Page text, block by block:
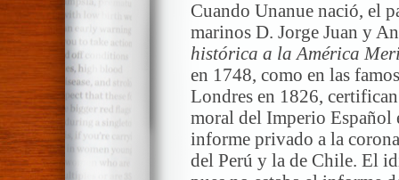
Cuando Unanue nació, el
marinos D. Jorge Juan y
histórica a la América
en 1748, como en las
Londres en 1826,
moral del Imperio Español
informe privado a la
del Perú y la de Chile. El